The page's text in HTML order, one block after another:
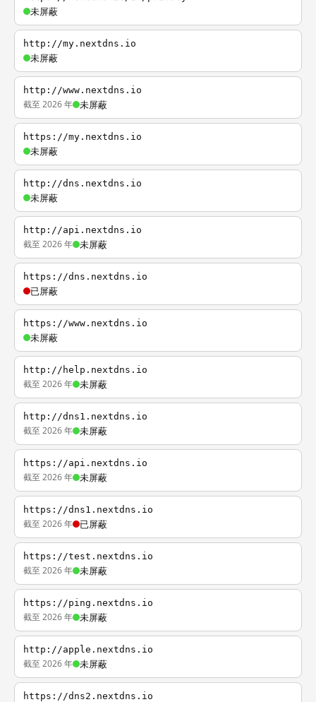
未屏蔽
http://my.nextdns.io
未屏蔽
http://www.nextdns.io
截至 2026 年 未屏蔽
https://my.nextdns.io
未屏蔽
http://dns.nextdns.io
未屏蔽
http://api.nextdns.io
截至 2026 年 未屏蔽
https://dns.nextdns.io
已屏蔽
https://www.nextdns.io
未屏蔽
http://help.nextdns.io
截至 2026 年 未屏蔽
http://dns1.nextdns.io
截至 2026 年 未屏蔽
https://api.nextdns.io
截至 2026 年 未屏蔽
https://dns1.nextdns.io
截至 2026 年 已屏蔽
https://test.nextdns.io
截至 2026 年 未屏蔽
https://ping.nextdns.io
截至 2026 年 未屏蔽
http://apple.nextdns.io
截至 2026 年 未屏蔽
https://dns2.nextdns.io